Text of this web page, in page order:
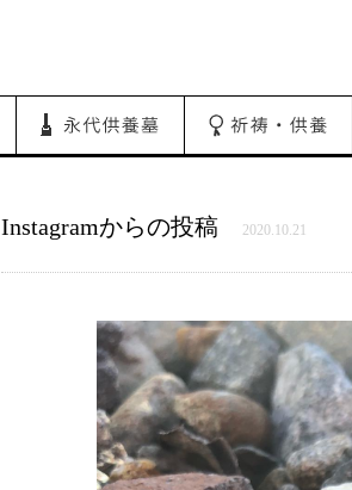
Instagramからの投稿 2020.10.21